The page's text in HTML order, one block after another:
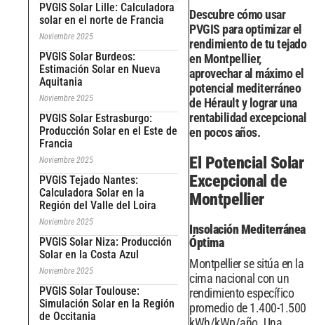
PVGIS Solar Lille: Calculadora
solar en el norte de Francia
Noviembre 2025
PVGIS Solar Burdeos:
Estimación Solar en Nueva
Aquitania
Noviembre 2025
PVGIS Solar Estrasburgo:
Producción Solar en el Este de
Francia
Noviembre 2025
PVGIS Tejado Nantes:
Calculadora Solar en la
Región del Valle del Loira
Noviembre 2025
PVGIS Solar Niza: Producción
Solar en la Costa Azul
Noviembre 2025
PVGIS Solar Toulouse:
Simulación Solar en la Región
de Occitania
Descubre cómo usar
PVGIS para optimizar el
rendimiento de tu tejado
en Montpellier,
aprovechar al máximo el
potencial mediterráneo
de Hérault y lograr una
rentabilidad excepcional
en pocos años.
El Potencial Solar
Excepcional de
Montpellier
Insolación Mediterránea
Óptima
Montpellier se sitúa en la
cima nacional con un
rendimiento específico
promedio de 1.400-1.500